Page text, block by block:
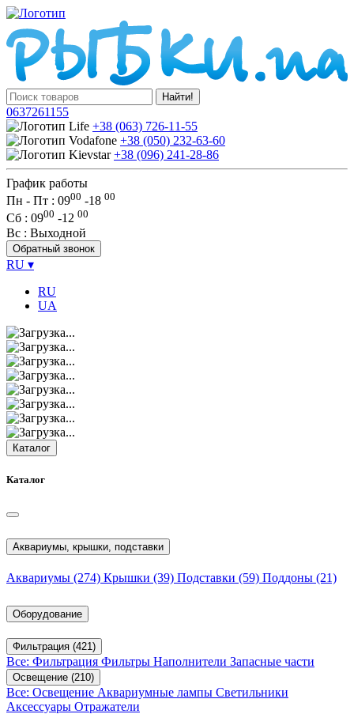
Найти!
0637261155
+38 (063) 726-11-55
+38 (050) 232-63-60
+38 (096) 241-28-86
График работы
Пн - Пт : 0900 -18 00
Сб : 0900 -12 00
Вс : Выходной
Обратный звонок
RU ▾
RU
UA
Каталог
Каталог
Аквариумы, крышки, подставки
Аквариумы (274) Крышки (39) Подставки (59) Поддоны (21)
Оборудование
Фильтрация (421)
Все: Фильтрация Фильтры Наполнители Запасные части
Освещение (210)
Все: Освещение Аквариумные лампы Светильники
Аксессуары Отражатели